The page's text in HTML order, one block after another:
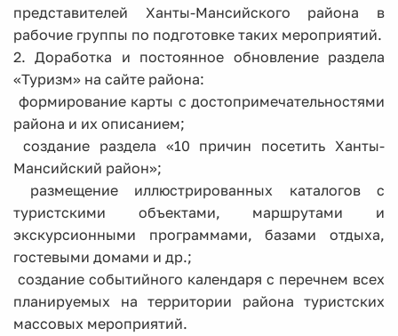
представителей Ханты-Мансийского района в
рабочие группы по подготовке таких мероприятий.
2. Доработка и постоянное обновление раздела
«Туризм» на сайте района:
­ формирование карты с достопримечательностями
района и их описанием;
­ создание раздела «10 причин посетить Ханты-
Мансийский район»;
­ размещение иллюстрированных каталогов с
туристскими объектами, маршрутами и
экскурсионными программами, базами отдыха,
гостевыми домами и др.;
­ создание событийного календаря с перечнем всех
планируемых на территории района туристских
массовых мероприятий.